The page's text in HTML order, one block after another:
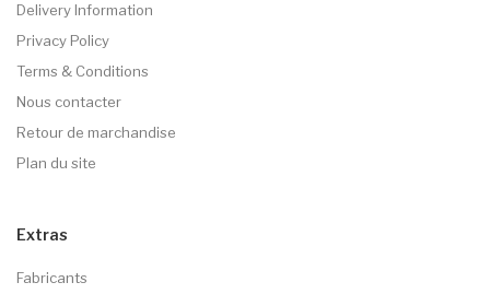
Delivery Information
Privacy Policy
Terms & Conditions
Nous contacter
Retour de marchandise
Plan du site
Extras
Fabricants